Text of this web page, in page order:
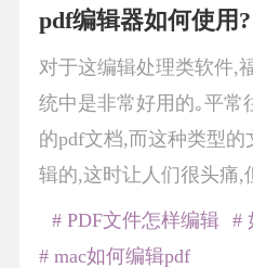
pdf编辑器如何使用?
对于这编辑处理类软件,
统中是非常好用的｡平常
的pdf文档,而这种类型
辑的,这时让人们很头痛,
# PDF文件怎样编辑
#
# mac如何编辑pdf